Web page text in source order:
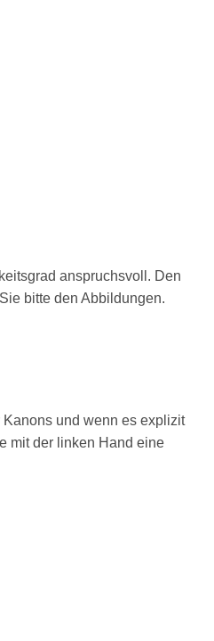
anspruchsvoll. Den
bitte den Abbildungen.
und wenn es explizit
mit der linken Hand eine